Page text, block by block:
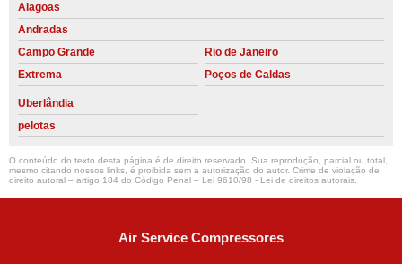
Alagoas
Andradas
Campo Grande
Rio de Janeiro
Extrema
Poços de Caldas
Uberlândia
pelotas
O conteúdo do texto desta página é de direito reservado. Sua reprodução, parcial ou total,
mesmo citando nossos links, é proibida sem a autorização do autor. Crime de violação de
direito autoral – artigo 184 do Código Penal – Lei 9610/98 - Lei de direitos autorais.
Air Service Compressores